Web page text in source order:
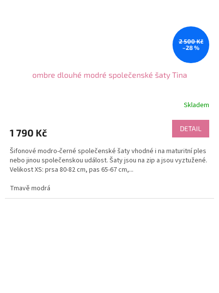
2 500 Kč
–28 %
ombre dlouhé modré společenské šaty Tina
Skladem
1 790 Kč DETAIL
Šifonové modro-černé společenské šaty vhodné i na maturitní ples
nebo jinou společenskou událost. Šaty jsou na zip a jsou vyztužené.
Velikost XS: prsa 80-82 cm, pas 65-67 cm,...
Tmavě modrá